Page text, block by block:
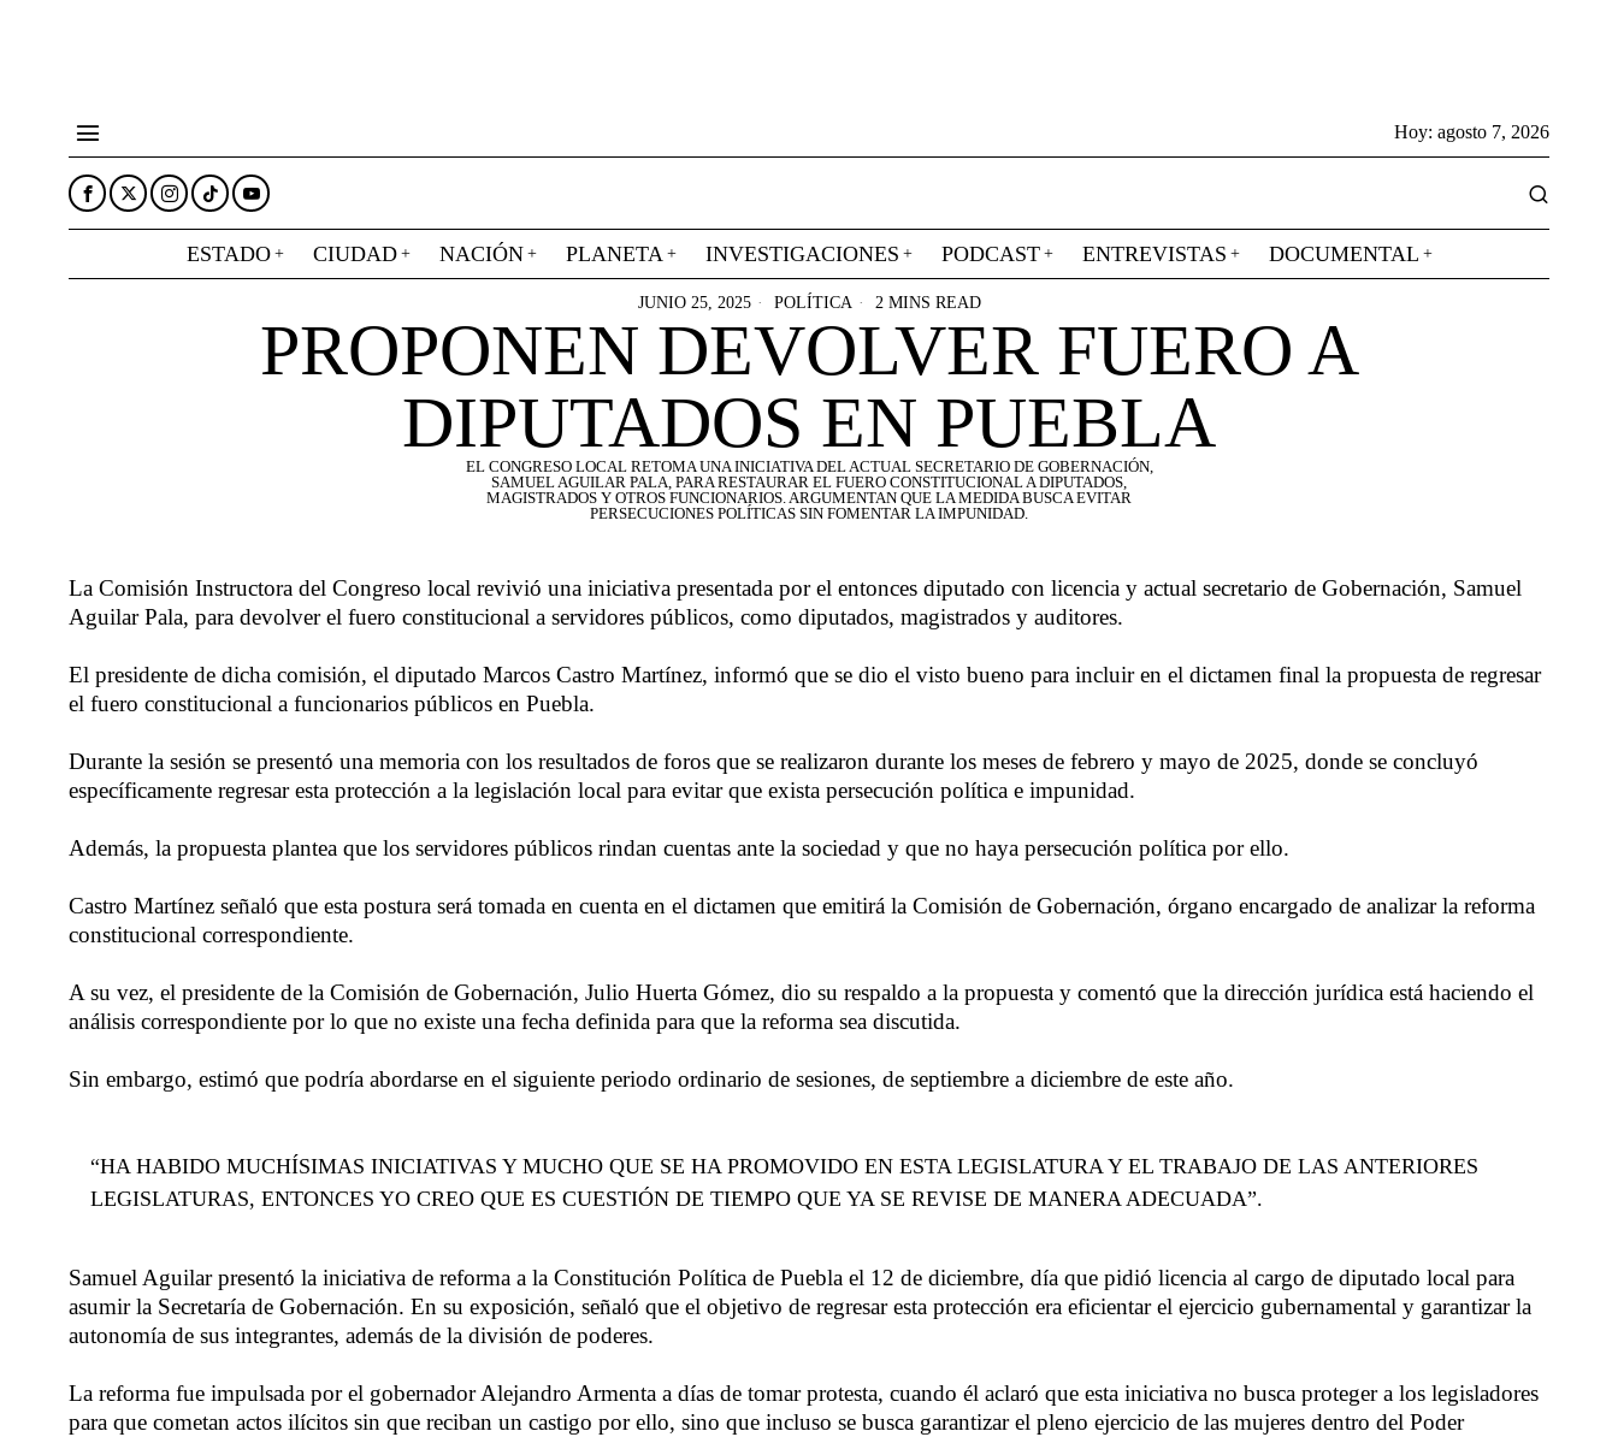
Hoy: agosto 7, 2026
ESTADO CIUDAD NACIÓN PLANETA INVESTIGACIONES PODCAST ENTREVISTAS DOCUMENTAL
JUNIO 25, 2025 POLÍTICA 2 MINS READ
PROPONEN DEVOLVER FUERO A
DIPUTADOS EN PUEBLA
EL CONGRESO LOCAL RETOMA UNA INICIATIVA DEL ACTUAL SECRETARIO DE GOBERNACIÓN,
SAMUEL AGUILAR PALA, PARA RESTAURAR EL FUERO CONSTITUCIONAL A DIPUTADOS,
MAGISTRADOS Y OTROS FUNCIONARIOS. ARGUMENTAN QUE LA MEDIDA BUSCA EVITAR
PERSECUCIONES POLÍTICAS SIN FOMENTAR LA IMPUNIDAD.
La Comisión Instructora del Congreso local revivió una iniciativa presentada por el entonces diputado con licencia y actual secretario de Gobernación, Samuel
Aguilar Pala, para devolver el fuero constitucional a servidores públicos, como diputados, magistrados y auditores.
El presidente de dicha comisión, el diputado Marcos Castro Martínez, informó que se dio el visto bueno para incluir en el dictamen final la propuesta de regresar
el fuero constitucional a funcionarios públicos en Puebla.
Durante la sesión se presentó una memoria con los resultados de foros que se realizaron durante los meses de febrero y mayo de 2025, donde se concluyó
específicamente regresar esta protección a la legislación local para evitar que exista persecución política e impunidad.
Además, la propuesta plantea que los servidores públicos rindan cuentas ante la sociedad y que no haya persecución política por ello.
Castro Martínez señaló que esta postura será tomada en cuenta en el dictamen que emitirá la Comisión de Gobernación, órgano encargado de analizar la reforma
constitucional correspondiente.
A su vez, el presidente de la Comisión de Gobernación, Julio Huerta Gómez, dio su respaldo a la propuesta y comentó que la dirección jurídica está haciendo el
análisis correspondiente por lo que no existe una fecha definida para que la reforma sea discutida.
Sin embargo, estimó que podría abordarse en el siguiente periodo ordinario de sesiones, de septiembre a diciembre de este año.
“HA HABIDO MUCHÍSIMAS INICIATIVAS Y MUCHO QUE SE HA PROMOVIDO EN ESTA LEGISLATURA Y EL TRABAJO DE LAS ANTERIORES
LEGISLATURAS, ENTONCES YO CREO QUE ES CUESTIÓN DE TIEMPO QUE YA SE REVISE DE MANERA ADECUADA”.
Samuel Aguilar presentó la iniciativa de reforma a la Constitución Política de Puebla el 12 de diciembre, día que pidió licencia al cargo de diputado local para
asumir la Secretaría de Gobernación. En su exposición, señaló que el objetivo de regresar esta protección era eficientar el ejercicio gubernamental y garantizar la
autonomía de sus integrantes, además de la división de poderes.
La reforma fue impulsada por el gobernador Alejandro Armenta a días de tomar protesta, cuando él aclaró que esta iniciativa no busca proteger a los legisladores
para que cometan actos ilícitos sin que reciban un castigo por ello, sino que incluso se busca garantizar el pleno ejercicio de las mujeres dentro del Poder